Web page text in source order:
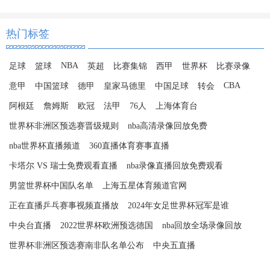
热门标签
足球 篮球 NBA 英超 比赛集锦 西甲 世界杯 比赛录像
意甲 中国篮球 德甲 皇家马德里 中国足球 转会 CBA
阿根廷 詹姆斯 欧冠 法甲 76人 上海体育台
世界杯非洲区预选赛晋级规则 nba高清录像回放免费
nba世界杯直播频道 360直播体育赛事直播
卡塔尔 VS 瑞士免费观看直播 nba录像直播回放免费观看
男篮世界杯中国队名单 上海五星体育频道官网
正在直播乒乓赛事视频直播放 2024年女足世界杯冠军是谁
中央台直播 2022世界杯欧洲预选德国 nba回放全场录像回放
世界杯非洲区预选赛南非队名单公布 中央五直播